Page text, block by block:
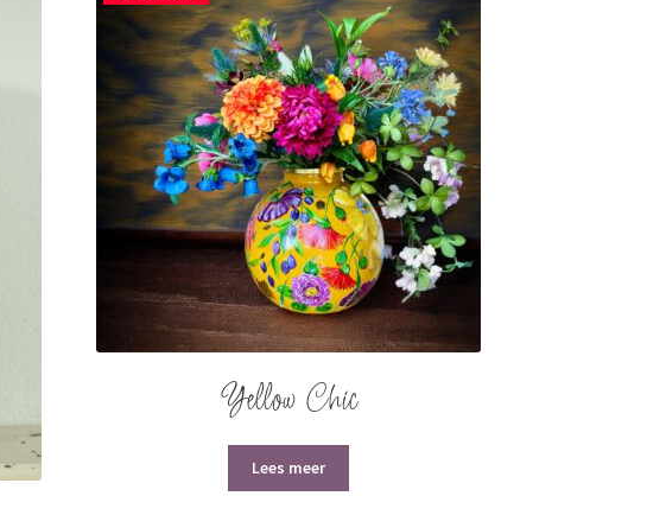
Yellow Chic
Lees meer